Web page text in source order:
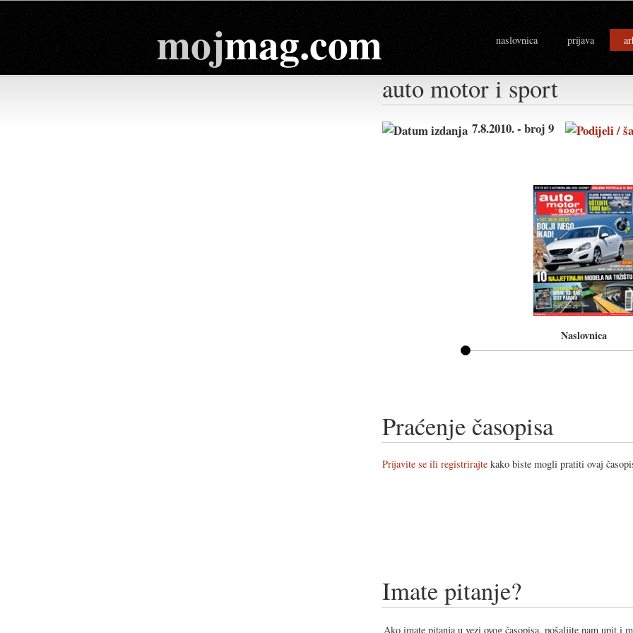
mojmag.com naslovnica prijava
auto motor i sport
7.8.2010. - broj 9
Naslovnica
Praćenje časopisa
Prijavite se ili registrirajte kako biste mogli pratiti ovaj
Imate pitanje?
Ako imate pitanja u vezi ovog časopisa, pošaljite nam upit i